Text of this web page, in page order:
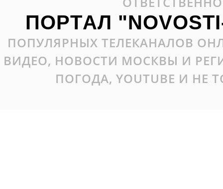
ПОРТАЛ
ПОПУЛЯРНЫХ ТЕЛЕКАНАЛОВ
ВИДЕО, НОВОСТИ МОСКВЫ И
ПОГОДА, YOUTUBE И